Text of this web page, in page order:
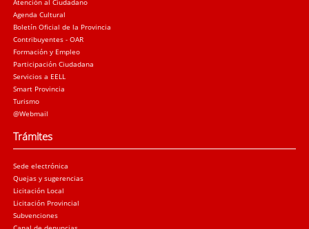
Atención al Ciudadano
Agenda Cultural
Boletín Oficial de la Provincia
Contribuyentes - OAR
Formación y Empleo
Participación Ciudadana
Servicios a EELL
Smart Provincia
Turismo
@Webmail
Trámites
Sede electrónica
Quejas y sugerencias
Licitación Local
Licitación Provincial
Subvenciones